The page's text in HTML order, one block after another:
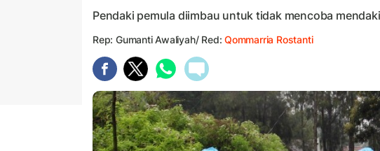
Pendaki pemula diimbau untuk tidak mencoba
Rep: Gumanti Awaliyah/ Red:Qommarria Rostanti